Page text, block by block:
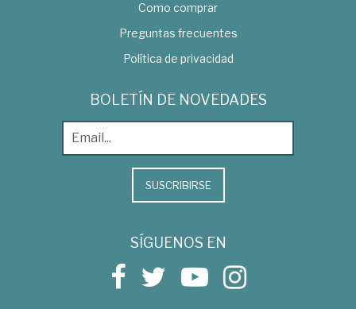
Como comprar
Preguntas frecuentes
Política de privacidad
BOLETÍN DE NOVEDADES
SUSCRIBIRSE
SÍGUENOS EN